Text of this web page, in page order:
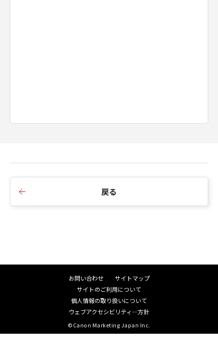
戻る
お問い合わせ
サイトマップ
サイトのご利用について
個人情報の取り扱いについて
ウェブアクセシビリティ―方針
©Canon Marketing Japan Inc.